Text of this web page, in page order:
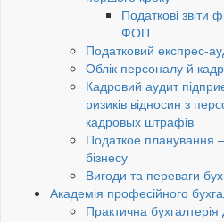
Податкові звіти
ФОП
Податковий експрес-
Облік персоналу й
Кадровий аудит
ризиків відносин з
кадровых штрафів
Податкое планування
бізнесу
Вигоди та переваги
Академія професійного
Практична бухгалтерія